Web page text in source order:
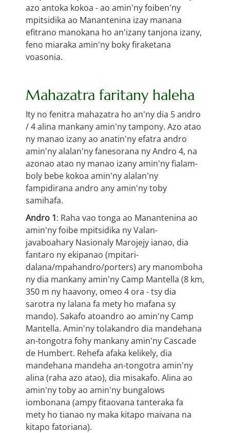
azo antoka kokoa - ao amin'ny foiben'ny
mpitsidika ao Manantenina izay manana
efitrano manokana ho an'izany tanjona izany,
feno miaraka amin'ny boky firaketana
voasonia.
Mahazatra faritany haleha
Ity no fenitra mahazatra ho an'ny dia 5 andro
/ 4 alina mankany amin'ny tampony. Azo atao
ny manao izany ao anatin'ny efatra andro
amin'ny alalan'ny fanesorana ny Andro 4, na
azonao atao ny manao izany amin'ny fialam-
boly bebe kokoa amin'ny alalan'ny
fampidirana andro any amin'ny toby
samihafa.
Andro 1: Raha vao tonga ao Manantenina ao
amin'ny foibe mpitsidika ny Valan-
javaboahary Nasionaly Marojejy ianao, dia
fantaro ny ekipanao (mpitari-
dalana/mpahandro/porters) ary manomboha
ny dia mankany amin'ny Camp Mantella (8 km,
350 m ny haavony, omeo 4 ora - tsy dia
sarotra ny lalana fa mety ho mafana sy
mando). Sakafo atoandro ao amin'ny Camp
Mantella. Amin'ny tolakandro dia mandehana
an-tongotra fohy mankany amin'ny Cascade
de Humbert. Rehefa afaka kelikely, dia
mandehana mandeha an-tongotra amin'ny
alina (raha azo atao), dia misakafo. Alina ao
amin'ny toby ao amin'ny bungalows
iombonana (ampy fitaovana tanteraka fa
mety ho tianao ny maka kitapo maivana na
kitapo fatoriana).